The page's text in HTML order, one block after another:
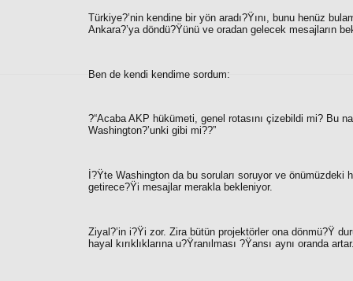
Türkiye?’nin kendine bir yön aradı?Ÿını, bunu henüz
Ankara?’ya döndü?Ÿünü ve oradan gelecek mesajların
Ben de kendi kendime sordum:
?“Acaba AKP hükümeti, genel rotasını çizebildi mi? Bu
Washington?’unki gibi mi??”
İ?Ÿte Washington da bu soruları soruyor ve
getirece?Ÿi mesajlar merakla bekleniyor.
Ziyal?’in i?Ÿi zor. Zira bütün projektörler ona dönmü?Ÿ
hayal kırıklıklarına u?Ÿranılması ?Ÿansı aynı oranda